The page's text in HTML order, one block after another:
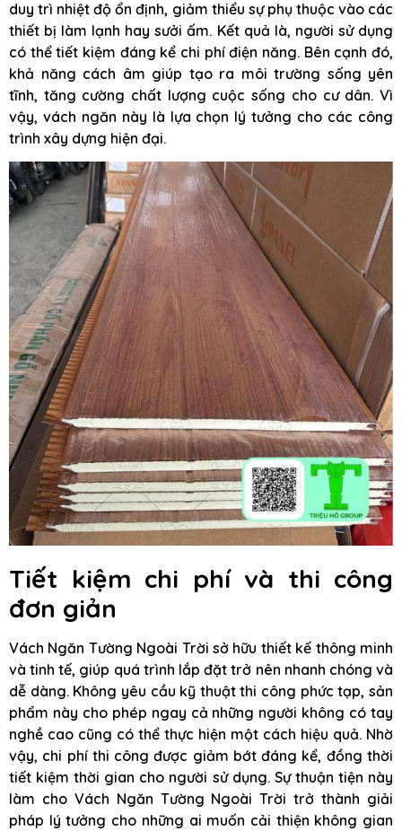
duy trì nhiệt độ ổn định, giảm thiểu sự phụ thuộc vào các
thiết bị làm lạnh hay sưởi ấm. Kết quả là, người sử dụng
có thể tiết kiệm đáng kể chi phí điện năng. Bên cạnh đó,
khả năng cách âm giúp tạo ra môi trường sống yên
tĩnh, tăng cường chất lượng cuộc sống cho cư dân. Vì
vậy, vách ngăn này là lựa chọn lý tưởng cho các công
trình xây dựng hiện đại.
Tiết kiệm chi phí và thi công
đơn giản
Vách Ngăn Tường Ngoài Trời sở hữu thiết kế thông minh
và tinh tế, giúp quá trình lắp đặt trở nên nhanh chóng và
dễ dàng. Không yêu cầu kỹ thuật thi công phức tạp, sản
phẩm này cho phép ngay cả những người không có tay
nghề cao cũng có thể thực hiện một cách hiệu quả. Nhờ
vậy, chi phí thi công được giảm bớt đáng kể, đồng thời
tiết kiệm thời gian cho người sử dụng. Sự thuận tiện này
làm cho Vách Ngăn Tường Ngoài Trời trở thành giải
pháp lý tưởng cho những ai muốn cải thiện không gian